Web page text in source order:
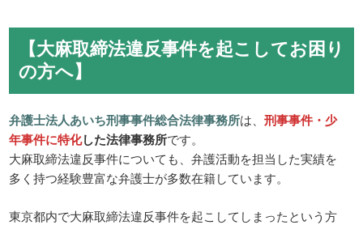
【大麻取締法違反事件を起こしてお困り
の方へ】
弁護士法人あいち刑事事件総合法律事務所は、刑事事件・少
年事件に特化した法律事務所です。
大麻取締法違反事件についても、弁護活動を担当した実績を
多く持つ経験豊富な弁護士が多数在籍しています。
東京都内で大麻取締法違反事件を起こしてしまったという方